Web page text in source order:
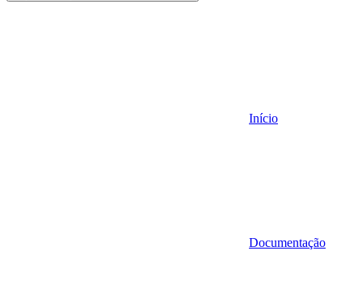
Início
Documentação